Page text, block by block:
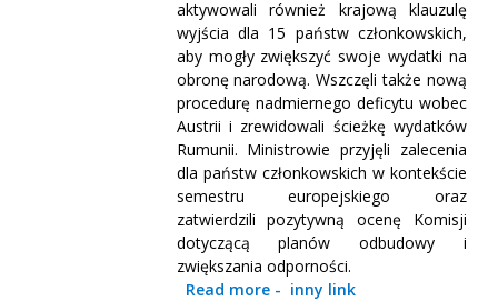
aktywowali również krajową klauzulę
wyjścia dla 15 państw członkowskich,
aby mogły zwiększyć swoje wydatki na
obronę narodową. Wszczęli także nową
procedurę nadmiernego deficytu wobec
Austrii i zrewidowali ścieżkę wydatków
Rumunii. Ministrowie przyjęli zalecenia
dla państw członkowskich w kontekście
semestru europejskiego oraz
zatwierdzili pozytywną ocenę Komisji
dotyczącą planów odbudowy i
zwiększania odporności.
Read more- inny link